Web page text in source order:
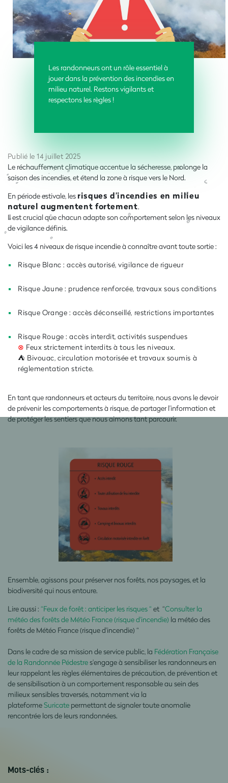
Les randonneurs ont un rôle essentiel à
jouer dans la prévention des incendies en
milieu naturel. Restons vigilants et
respectons les règles !
Publié le 14 juillet 2025
Le réchauffement climatique accentue la sécheresse, prolonge la
saison des incendies, et étend la zone à risque vers le Nord.
En période estivale, les risques d’incendies en milieu
naturel augmentent fortement.
Il est crucial que chacun adapte son comportement selon les niveaux
de vigilance définis.
Voici les 4 niveaux de risque incendie à connaître avant toute sortie :
Risque Blanc : accès autorisé, vigilance de rigueur
Risque Jaune : prudence renforcée, travaux sous conditions
Risque Orange : accès déconseillé, restrictions importantes
Risque Rouge : accès interdit, activités suspendues
⊗ Feux strictement interdits à tous les niveaux.
⛺ Bivouac, circulation motorisée et travaux soumis à
réglementation stricte.
En tant que randonneurs et acteurs du territoire, nous avons le devoir
de prévenir les comportements à risque, de partager l’information et
de protéger les sentiers que nous aimons tant parcourir.
Ensemble, agissons pour préserver nos forêts, nos paysages, et la
biodiversité qui nous entoure.
Lire aussi : “Feux de forêt : anticiper les risques “ et “Consulter la
météo des forêts de Météo France (risque d'incendie) la météo des
forêts de Météo France (risque d'incendie) “
Dans le cadre de sa mission de service public, la Fédération Française
de la Randonnée Pédestre s'engage à sensibiliser les randonneurs en
leur rappelant les règles élémentaires de précaution, de prévention et
de sensibilisation à un comportement responsable au sein des
milieux sensibles traversés, notamment via la
plateformeSuricate permettant de signaler toute anomalie
rencontrée lors de leurs randonnées.
Mots-clés :